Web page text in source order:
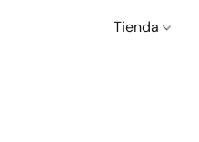
Tienda